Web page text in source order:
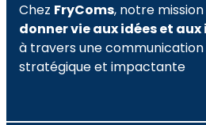
Chez FryComs, notre
donner vie aux idées et
à travers une
stratégique et impactante